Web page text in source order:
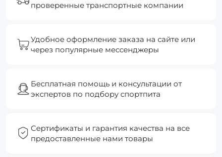
проверенные транспортные компании
Удобное оформление заказа на сайте или
через популярные мессенджеры
Бесплатная помощь и консультации от
экспертов по подбору спортпита
Сертификаты и гарантия качества на все
предоставленные нами товары